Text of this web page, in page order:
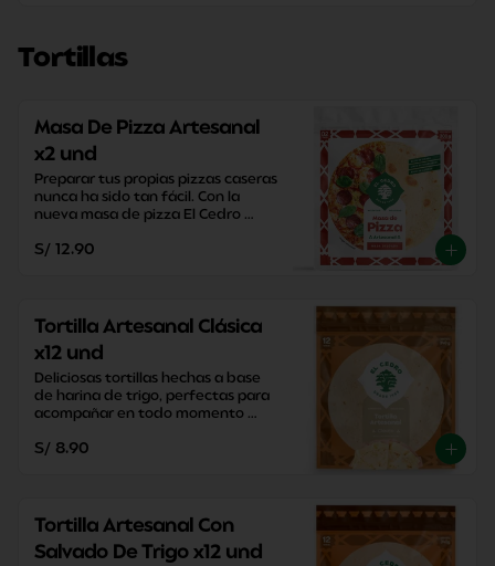
Tortillas
Masa De Pizza Artesanal
x2 und
Preparar tus propias pizzas caseras
nunca ha sido tan fácil. Con la
nueva masa de pizza El Cedro
20 minutos.
S/ 12.90
Tortilla Artesanal Clásica
x12 und
Deliciosas tortillas hechas a base
de harina de trigo, perfectas para
acompañar en todo momento
versatilidad y practicidad.
S/ 8.90
Tortilla Artesanal Con
Salvado De Trigo x12 und